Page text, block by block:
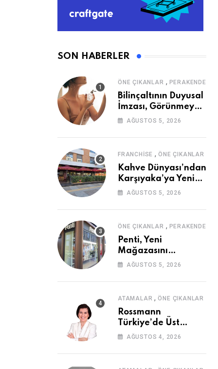
SON HABERLER
ÖNE ÇIKANLAR , PERAKENDE
Bilinçaltının Duyusal
İmzası, Görünmeyen
GüçAĞUSTOS 5, 2026
FRANCHISE ,ÖNE ÇIKANLAR
Kahve Dünyası’ndan
Karşıyaka’ya Yeni
Mağaza
AĞUSTOS 5, 2026
ÖNE ÇIKANLAR , PERAKENDE
Penti, Yeni
Mağazasını
Galataport’ta
AĞUSTOS 5, 2026
ATAMALAR ,ÖNE ÇIKANLAR
Rossmann
Türkiye’de Üst
Düzey Atama
AĞUSTOS 4, 2026